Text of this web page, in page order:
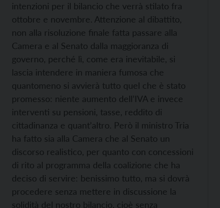
intenzioni per il bilancio che verrà stilato fra
ottobre e novembre. Attenzione al dibattito,
non alla risoluzione finale fatta passare alla
Camera e al Senato dalla maggioranza di
governo, perché lì, come era inevitabile, si
lascia intendere in maniera fumosa che
quantomeno si avvierà tutto quel che è stato
promesso: niente aumento dell’IVA e invece
interventi su pensioni, tasse, reddito di
cittadinanza e quant’altro. Però il ministro Tria
ha fatto sia alla Camera che al Senato un
discorso realistico, per quanto con concessioni
di rito al programma della coalizione che ha
deciso di servire: benissimo tutto, ma si dovrà
procedere senza mettere in discussione la
solidità del nostro bilancio, cioè senza